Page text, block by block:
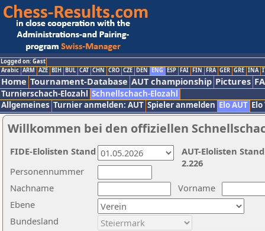
Logged on: Gast
Arabic ARM AZE BIH BUL CAT CHN CRO CZE DEN ENG ESP FAI FIN FRA GER GRE INA
Home Tournament-Database AUT championship Pictures
Turnierschach-Elozahl Schnellschach-Elozahl
Allgemeines Turnier anmelden: AUT Spieler anmelden Elo AUT
Willkommen bei den offiziellen
Nachname
Vorname
Ebene
Personennummer
Bundesland
AUT-Elolisten
2.226
FIDE-Elolisten Stand